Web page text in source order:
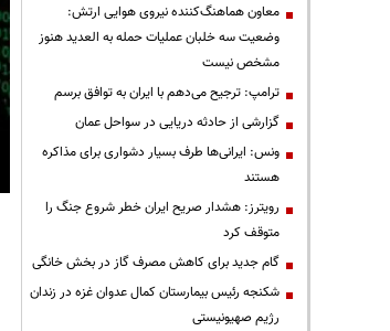
معاون هماهنگ‌کننده نیروی هوایی ارتش:
وضعیت سه خلبان عملیات حمله به العدید هنوز
مشخص نیست
ترامپ: ترجیح می‌دهم با ایران به توافق برسم
گزارشی از حادثه دریایی در سواحل عمان
ونس: ایرانی‌ها طرف بسیار دشواری برای مذاکره
هستند
رویترز: هشدار صریح ایران خطر شروع جنگ را
متوقف کرد
گام جدید برای کاهش مصرف گاز در بخش خانگی
شکنجه رئیس بیمارستان کمال عدوان غزه در زندان
رژیم صهیونیستی